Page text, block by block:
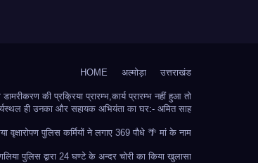
HOME अल्मोड़ा उत्तराखंड
की प्रक्रिया प्रारम्भ,कार्य प्रारम्भ नहीं हुआ तो
ही उनका और सहायक अभियंता का घर:- अमित साह
वृक्षारोपण पुलिस कर्मियों ने लगाए 369 पौधे 🌴 मां के नाम
पुलिस द्वारा 24 घण्टे के अन्दर चोरी का किया खुलासा